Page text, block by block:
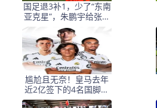
国足退3补1，少了“东南
亚克星”，朱鹏宇给张玉
宁当替补 防线不稳
尴尬且无奈！皇马去年
近2亿签下的4名国脚新
援，今夏均无缘世界杯